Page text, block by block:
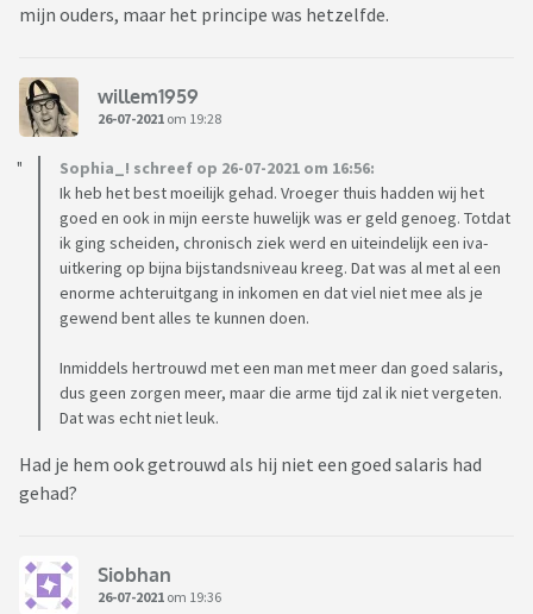
mijn ouders, maar het principe was hetzelfde.
willem1959
26-07-2021 om 19:28
Sophia_! schreef op 26-07-2021 om 16:56:
Ik heb het best moeilijk gehad. Vroeger thuis hadden wij het
goed en ook in mijn eerste huwelijk was er geld genoeg. Totdat
ik ging scheiden, chronisch ziek werd en uiteindelijk een iva-
uitkering op bijna bijstandsniveau kreeg. Dat was al met al een
enorme achteruitgang in inkomen en dat viel niet mee als je
gewend bent alles te kunnen doen.
Inmiddels hertrouwd met een man met meer dan goed salaris,
dus geen zorgen meer, maar die arme tijd zal ik niet vergeten.
Dat was echt niet leuk.
Had je hem ook getrouwd als hij niet een goed salaris had
gehad?
Siobhan
26-07-2021 om 19:36